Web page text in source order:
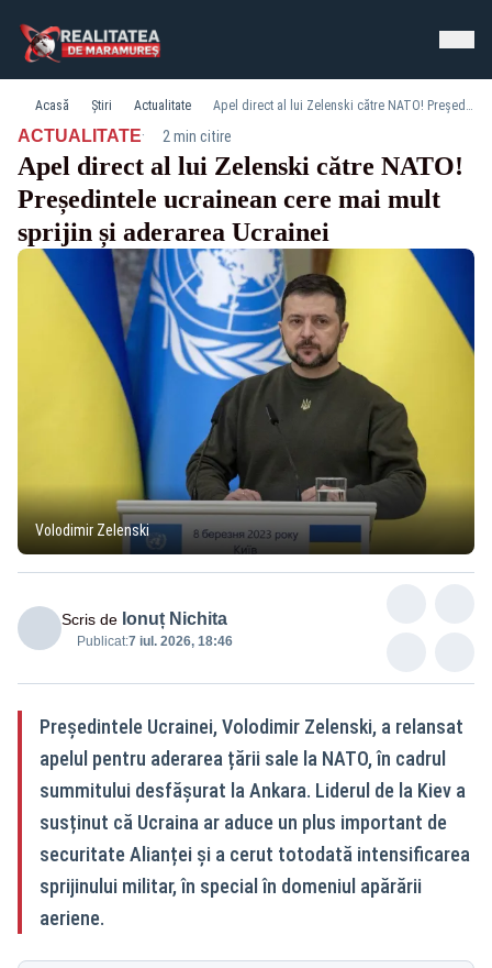
Acasă Știri Actualitate Apel direct al lui Zelenski către NATO! Președintele ucrainean cere mai mult sprijin și aderarea Ucrainei
ACTUALITATE· 2 min citire
Apel direct al lui Zelenski către NATO!
Președintele ucrainean cere mai mult
sprijin și aderarea Ucrainei
Volodimir Zelenski
Scris de Ionuț Nichita
Publicat:7 iul. 2026, 18:46
Președintele Ucrainei, Volodimir Zelenski, a relansat
apelul pentru aderarea țării sale la NATO, în cadrul
summitului desfășurat la Ankara. Liderul de la Kiev a
susținut că Ucraina ar aduce un plus important de
securitate Alianței și a cerut totodată intensificarea
sprijinului militar, în special în domeniul apărării
aeriene.